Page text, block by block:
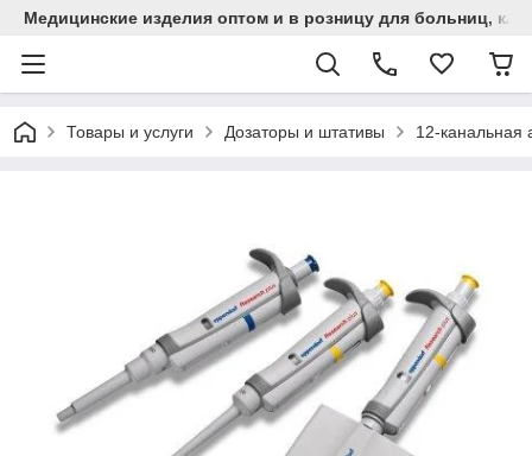
Медицинские изделия оптом и в розницу для больниц,
Товары и услуги Дозаторы и штативы 12-канальная